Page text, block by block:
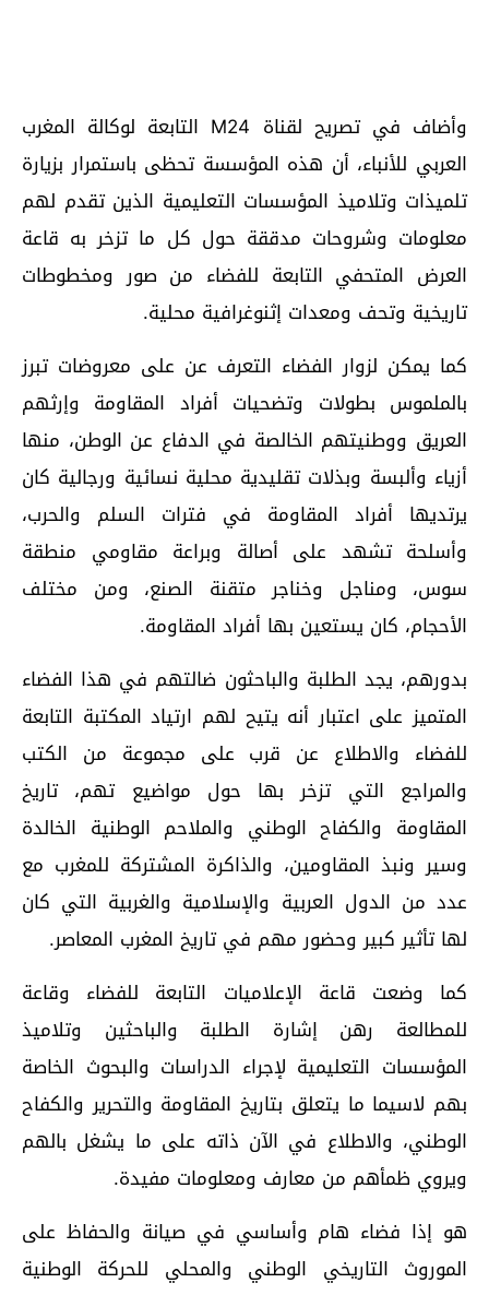
وأضاف في تصريح لقناة M24 التابعة لوكالة المغرب
العربي للأنباء، أن هذه المؤسسة تحظى باستمرار بزيارة
تلميذات وتلاميذ المؤسسات التعليمية الذين تقدم لهم
معلومات وشروحات مدققة حول كل ما تزخر به قاعة
العرض المتحفي التابعة للفضاء من صور ومخطوطات
تاريخية وتحف ومعدات إثنوغرافية محلية.
كما يمكن لزوار الفضاء التعرف عن على معروضات تبرز
بالملموس بطولات وتضحيات أفراد المقاومة وإرثهم
العريق ووطنيتهم الخالصة في الدفاع عن الوطن، منها
أزياء وألبسة وبذلات تقليدية محلية نسائية ورجالية كان
يرتديها أفراد المقاومة في فترات السلم والحرب،
وأسلحة تشهد على أصالة وبراعة مقاومي منطقة
سوس، ومناجل وخناجر متقنة الصنع، ومن مختلف
الأحجام، كان يستعين بها أفراد المقاومة.
بدورهم، يجد الطلبة والباحثون ضالتهم في هذا الفضاء
المتميز على اعتبار أنه يتيح لهم ارتياد المكتبة التابعة
للفضاء والاطلاع عن قرب على مجموعة من الكتب
والمراجع التي تزخر بها حول مواضيع تهم، تاريخ
المقاومة والكفاح الوطني والملاحم الوطنية الخالدة
وسير ونبذ المقاومين، والذاكرة المشتركة للمغرب مع
عدد من الدول العربية والإسلامية والغربية التي كان
لها تأثير كبير وحضور مهم في تاريخ المغرب المعاصر.
كما وضعت قاعة الإعلاميات التابعة للفضاء وقاعة
للمطالعة رهن إشارة الطلبة والباحثين وتلاميذ
المؤسسات التعليمية لإجراء الدراسات والبحوث الخاصة
بهم لاسيما ما يتعلق بتاريخ المقاومة والتحرير والكفاح
الوطني، والاطلاع في الآن ذاته على ما يشغل بالهم
ويروي ظمأهم من معارف ومعلومات مفيدة.
هو إذا فضاء هام وأساسي في صيانة والحفاظ على
الموروث التاريخي الوطني والمحلي للحركة الوطنية